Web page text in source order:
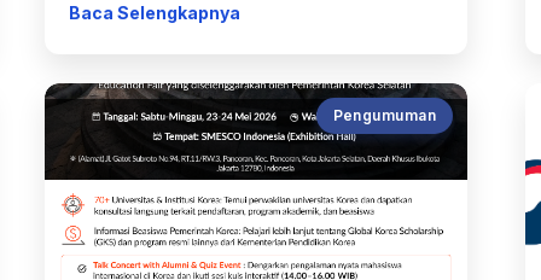
Baca Selengkapnya
Pengumuman